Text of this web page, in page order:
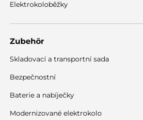
Elektrokoloběžky
Zubehör
Skladovací a transportní sada
Bezpečnostní
Baterie a nabíječky
Modernizované elektrokolo